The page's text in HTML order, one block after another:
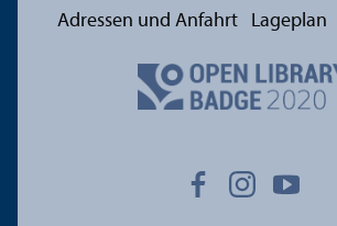
Adressen und Anfahrt Lageplan